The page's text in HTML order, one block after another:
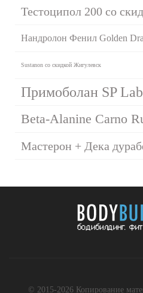
Тестоципол 200 со
Нандролон Фенил Golden
Sustanon со скидкой Жигулевск
Примоболан SP
Beta-Alanine Carno
Мастерон + Дека
© 2015-2026 Копирование